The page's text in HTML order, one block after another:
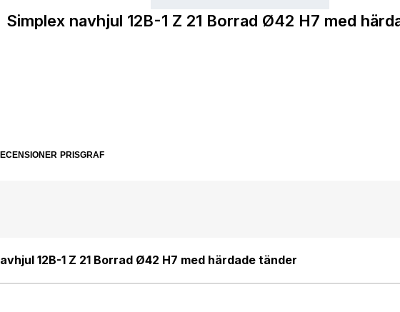
Simplex navhjul 12B-1 Z 21 Borrad Ø42 H7 med
PRISGRAF
12B-1 Z 21 Borrad Ø42 H7 med härdade tänder